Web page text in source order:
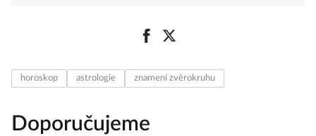
horoskop astrologie znamení zvěrokruhu
Doporučujeme